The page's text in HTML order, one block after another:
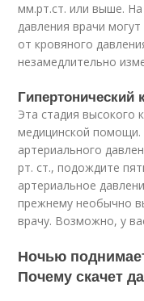
мм.рт.ст. или выше. На
давления врачи
от кровяного
незамедлительно
Гипертонический
Эта стадия высокого
медицинской помощи.
артериального
рт. ст., подождите
артериальное
прежнему необычно
врачу. Возможно, у
Ночью
Почему скачет